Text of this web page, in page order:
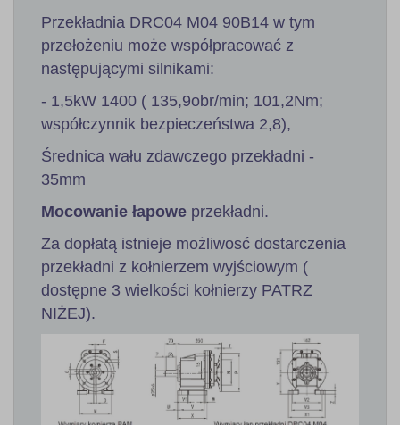
Przekładnia DRC04 M04 90B14 w tym
przełożeniu może współpracować z
następującymi silnikami:
- 1,5kW 1400 ( 135,9obr/min; 101,2Nm;
współczynnik bezpieczeństwa 2,8),
Średnica wału zdawczego przekładni -
35mm
Mocowanie łapowe przekładni.
Za dopłatą istnieje możliwosć dostarczenia
przekładni z kołnierzem wyjściowym (
dostępne 3 wielkości kołnierzy PATRZ
NIŻEJ).